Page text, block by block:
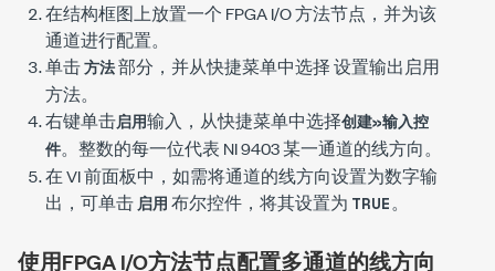
在结构框图上放置一个 FPGA I/O 方法节点，并为该
通道进行配置。
单击方法部分，并从快捷菜单中选择设置输出启用
方法。
右键单击启用输入，从快捷菜单中选择创建»输入控
件。整数的每一位代表 NI 9403 某一通道的线方向。
在 VI 前面板中，如需将通道的线方向设置为数字输
出，可单击启用布尔控件，将其设置为 TRUE。
使用FPGA I/O方法节点配置多通道的线方向